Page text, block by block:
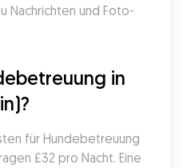
Nachrichten und Foto-
in
für Hundebetreuung
£32 pro Nacht. Eine